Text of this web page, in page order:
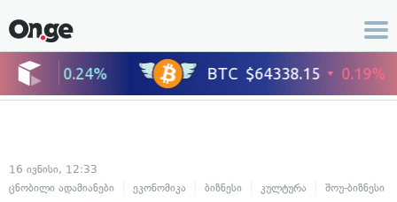
16 ივნისი, 12:33
ცნობილი ადამიანები
ეკონომიკა ბიზნესი კულტურა შოუ-ბიზნესი